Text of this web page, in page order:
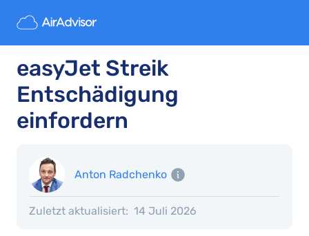
easyJet Streik
Entschädigung
einfordern
Anton Radchenko
Zuletzt aktualisiert: 14 Juli 2026